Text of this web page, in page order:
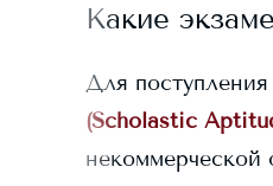
Какие
Для поступления
(Scholastic
некоммерческой